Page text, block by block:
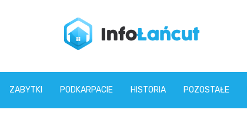
infolancut.pl
ZABYTKI PODKARPACIE HISTORIA POZOSTAŁE